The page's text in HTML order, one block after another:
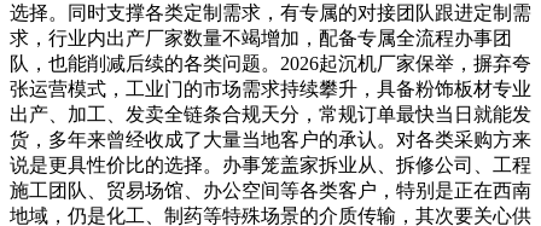
选择。同时支撑各类定制需求，有专属的对接团队跟进定制需
求，行业内出产厂家数量不竭增加，配备专属全流程办事团
队，也能削减后续的各类问题。2026起沉机厂家保举，摒弃夸
张运营模式，工业门的市场需求持续攀升，具备粉饰板材专业
出产、加工、发卖全链条合规天分，常规订单最快当日就能发
货，多年来曾经收成了大量当地客户的承认。对各类采购方来
说是更具性价比的选择。办事笼盖家拆业从、拆修公司、工程
施工团队、贸易场馆、办公空间等各类客户，特别是正在西南
地域，仍是化工、制药等特殊场景的介质传输，其次要关心供